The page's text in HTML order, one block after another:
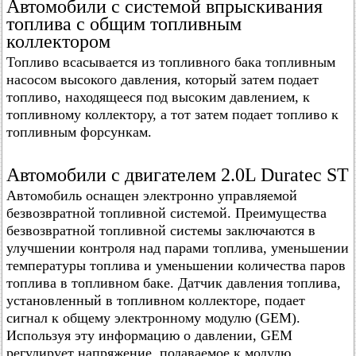
Автомобили с системой впрыскивания
топлива с общим топливным
коллектором
Топливо всасывается из топливного бака топливным
насосом высокого давления, который затем подает
топливо, находящееся под высоким давлением, к
топливному коллектору, а тот затем подает топливо к
топливным форсункам.
Автомобили с двигателем 2.0L Duratec ST
Автомобиль оснащен электронно управляемой
безвозвратной топливной системой. Преимущества
безвозвратной топливной системы заключаются в
улучшении контроля над парами топлива, уменьшении
температуры топлива и уменьшении количества паров
топлива в топливном баке. Датчик давления топлива,
установленный в топливном коллекторе, подает
сигнал к общему электронному модулю (GEM).
Используя эту информацию о давлении, GEM
регулирует напряжение, подаваемое к модулю